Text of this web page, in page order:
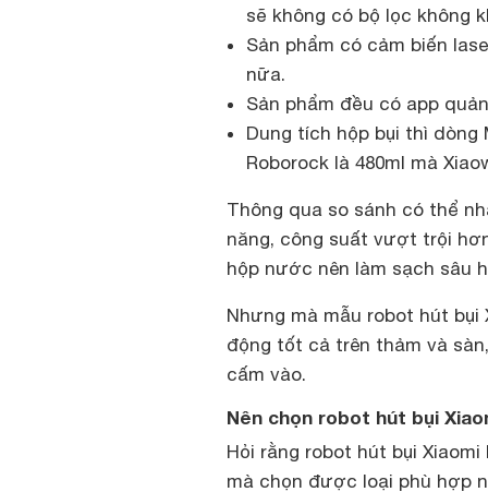
sẽ không có bộ lọc không
Sản phẩm có cảm biến
nữa.
Sản phẩm đều có app
Dung tích hộp bụi thì dòng
Roborock là 480ml mà
Thông qua so sánh có thể
năng, công suất vượt trội
hộp nước nên làm sạch sâu
Nhưng mà mẫu robot hút
động tốt cả trên thảm và
cấm vào.
Nên chọn robot hút bụi
Hỏi rằng robot hút bụi
mà chọn được loại phù hợp